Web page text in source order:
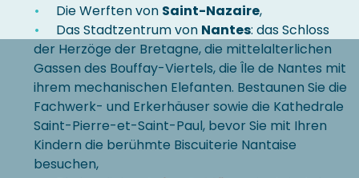
Die Werften von Saint-Nazaire,
Das Stadtzentrum von Nantes: das Schloss
der Herzöge der Bretagne, die mittelalterlichen
Gassen des Bouffay-Viertels, die Île de Nantes mit
ihrem mechanischen Elefanten. Bestaunen Sie die
Fachwerk- und Erkerhäuser sowie die Kathedrale
Saint-Pierre-et-Saint-Paul, bevor Sie mit Ihren
Kindern die berühmte Biscuiterie Nantaise
besuchen,